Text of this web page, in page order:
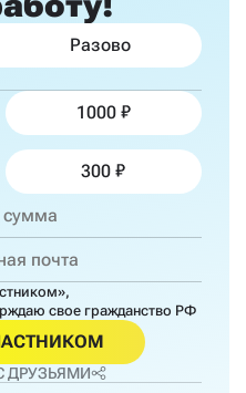
Разово
1000
300
свое гражданство РФ
ДРУЗЬЯМИ